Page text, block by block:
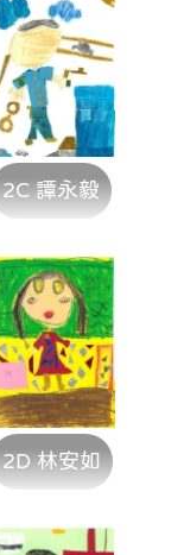
2C 譚永毅
2D 林安如